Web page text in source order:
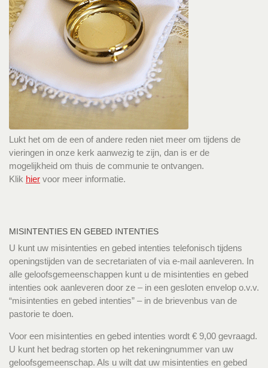
Lukt het om de een of andere reden niet meer om tijdens de
vieringen in onze kerk aanwezig te zijn, dan is er de
mogelijkheid om thuis de communie te ontvangen.
Klik hier voor meer informatie.
MISINTENTIES EN GEBED INTENTIES
U kunt uw misintenties en gebed intenties telefonisch tijdens
openingstijden van de secretariaten of via e-mail aanleveren. In
alle geloofsgemeenschappen kunt u de misintenties en gebed
intenties ook aanleveren door ze – in een gesloten envelop o.v.v.
“misintenties en gebed intenties” – in de brievenbus van de
pastorie te doen.
Voor een misintenties en gebed intenties wordt € 9,00 gevraagd.
U kunt het bedrag storten op het rekeningnummer van uw
geloofsgemeenschap. Als u wilt dat uw misintenties en gebed